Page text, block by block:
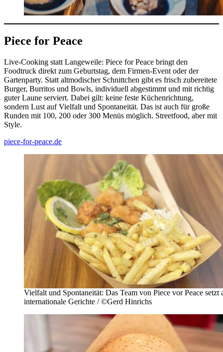
Piece for Peace
Live-Cooking statt Langeweile: Piece for Peace bringt den
Foodtruck direkt zum Geburtstag, dem Firmen-Event oder der
Gartenparty. Statt altmodischer Schnittchen gibt es frisch zubereitete
Burger, Burritos und Bowls, individuell abgestimmt und mit richtig
guter Laune serviert. Dabei gilt: keine feste Küchenrichtung,
sondern Lust auf Vielfalt und Spontaneität. Das ist auch für große
Runden mit 100, 200 oder 300 Menüs möglich. Streetfood, aber mit
Style.
piece-for-peace.de
Vielfalt und Spontaneität: Das Team von Piece vor Peace setzt
internationale Gerichte / ©Gerd Hinrichs